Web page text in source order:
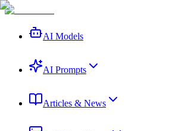
AI Models
AI Prompts
Articles & News